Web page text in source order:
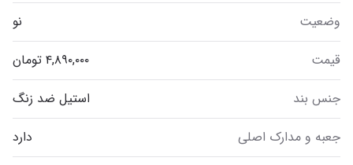
وضعیت
نو
قیمت
جنس بند
استیل ضد زنگ
جعبه و مدارک اصلی
دارد